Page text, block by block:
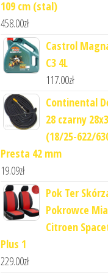
109 cm (stal)
458.00zł
Castrol
C3 4L
117.00zł
Continental
28 czarny
(18/25-622/
Presta 42 mm
19.09zł
Pok Ter
Pokrowce
Citroen
Plus 1
229.00zł